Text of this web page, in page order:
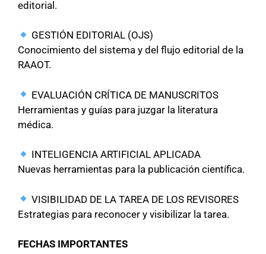
editorial.
GESTIÓN EDITORIAL (OJS)
Conocimiento del sistema y del flujo editorial de la
RAAOT.
EVALUACIÓN CRÍTICA DE MANUSCRITOS
Herramientas y guías para juzgar la literatura
médica.
INTELIGENCIA ARTIFICIAL APLICADA
Nuevas herramientas para la publicación científica.
VISIBILIDAD DE LA TAREA DE LOS REVISORES
Estrategias para reconocer y visibilizar la tarea.
FECHAS IMPORTANTES